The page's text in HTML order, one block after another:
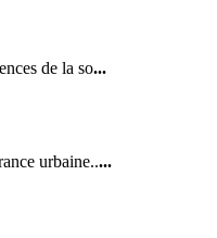
de la so...
urbaine.....